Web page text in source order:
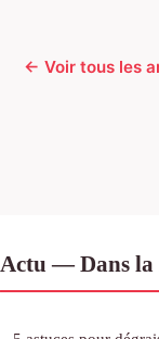
← Voir tous les
Actu — Dans la